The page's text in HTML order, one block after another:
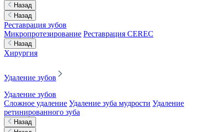
Назад
Назад
Реставрация зубов
Микропротезирование Реставрация CEREC
Назад
Хирургия
Удаление зубов
Удаление зубов
Сложное удаление Удаление зуба мудрости Удаление
ретинированного зуба
Назад